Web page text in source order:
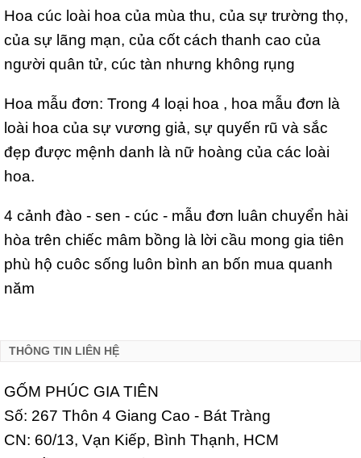
Hoa cúc loài hoa của mùa thu, của sự trường thọ,
của sự lãng mạn, của cốt cách thanh cao của
người quân tử, cúc tàn nhưng không rụng
Hoa mẫu đơn: Trong 4 loại hoa , hoa mẫu đơn là
loài hoa của sự vương giả, sự quyến rũ và sắc
đẹp được mệnh danh là nữ hoàng của các loài
hoa.
4 cảnh đào - sen - cúc - mẫu đơn luân chuyển hài
hòa trên chiếc mâm bồng là lời cầu mong gia tiên
phù hộ cuôc sống luôn bình an bốn mua quanh
năm
THÔNG TIN LIÊN HỆ
GỐM PHÚC GIA TIÊN
Số: 267 Thôn 4 Giang Cao - Bát Tràng
CN: 60/13, Vạn Kiếp, Bình Thạnh, HCM